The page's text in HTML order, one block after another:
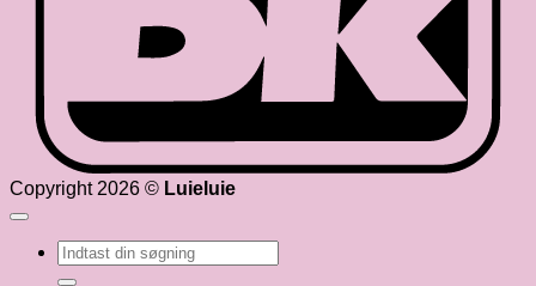
Copyright 2026 © Luieluie
Søg
efter: